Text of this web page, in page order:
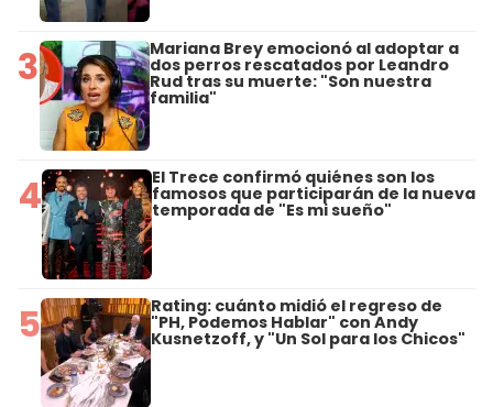
3 Mariana Brey emocionó al adoptar a
dos perros rescatados por Leandro
Rud tras su muerte: "Son nuestra
familia"
4 El Trece confirmó quiénes son los
famosos que participarán de la nueva
temporada de "Es mi sueño"
5 Rating: cuánto midió el regreso de
"PH, Podemos Hablar" con Andy
Kusnetzoff, y "Un Sol para los Chicos"